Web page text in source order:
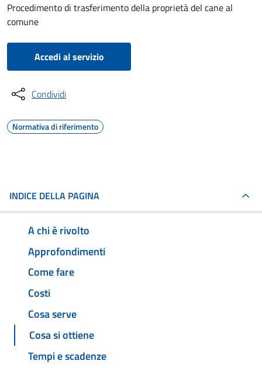
Procedimento di trasferimento della proprietà del cane al
comune
Accedi al servizio
Condividi
Normativa di riferimento
INDICE DELLA PAGINA
A chi è rivolto
Approfondimenti
Come fare
Costi
Cosa serve
Cosa si ottiene
Tempi e scadenze